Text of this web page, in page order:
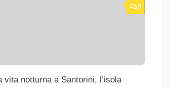
0
vita notturna a Santorini, l’isola